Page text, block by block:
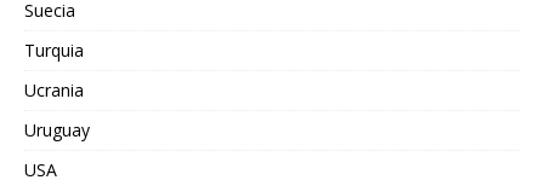
Suecia
Turquia
Ucrania
Uruguay
USA